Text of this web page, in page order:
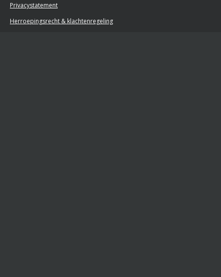
Privacystatement
Herroepingsrecht & klachtenregeling